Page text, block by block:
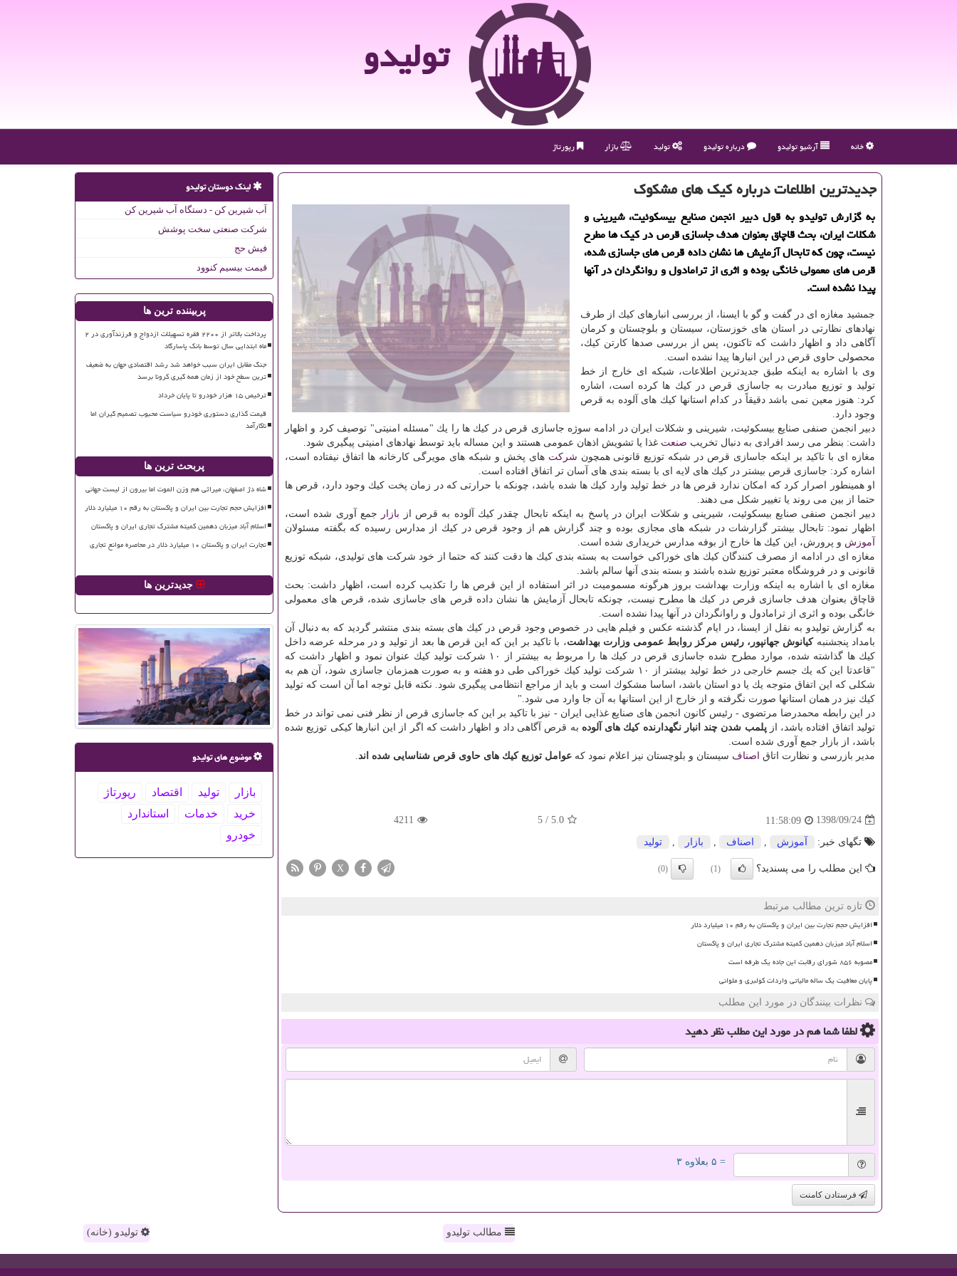
تولیدو
خانه آرشیو تولیدو درباره تولیدو تولید بازار رپورتاژ
جدیدترین اطلاعات درباره كیك های مشكوك
به گزارش تولیدو به قول دبیر انجمن صنایع بیسكوئیت، شیرینی و
شكلات ایران، بحث قاچاق بعنوان هدف جاسازی قرص در كیك ها مطرح
نیست، چون كه تابحال آزمایش ها نشان داده قرص های جاسازی شده،
قرص های معمولی خانگی بوده و اثری از ترامادول و روانگردان در آنها
پیدا نشده است.
جمشید مغازه ای در گفت و گو با ایسنا، از بررسی انبارهای كیك از طرف
نهادهای نظارتی در استان های خوزستان، سیستان و بلوچستان و كرمان
آگاهی داد و اظهار داشت كه تاكنون، پس از بررسی صدها كارتن كیك،
محصولی حاوی قرص در این انبارها پیدا نشده است.
وی با اشاره به اینكه طبق جدیدترین اطلاعات، شبكه ای خارج از خط
تولید و توزیع مبادرت به جاسازی قرص در كیك ها كرده است، اشاره
كرد: هنوز معین نمی باشد دقیقاً در كدام استانها كیك های آلوده به قرص
وجود دارد.
دبیر انجمن صنفی صنایع بیسكوئیت، شیرینی و شكلات ایران در ادامه سوژه جاسازی قرص در كیك ها را یك "مسئله امنیتی" توصیف كرد و اظهار
داشت: بنظر می رسد افرادی به دنبال تخریب صنعت غذا یا تشویش اذهان عمومی هستند و این مساله باید توسط نهادهای امنیتی پیگیری شود.
مغازه ای با تاكید بر اینكه جاسازی قرص در شبكه توزیع قانونی همچون شركت های پخش و شبكه های مویرگی كارخانه ها اتفاق نیفتاده است،
اشاره كرد: جاسازی قرص بیشتر در كیك های لایه ای با بسته بندی های آسان تر اتفاق افتاده است.
او همینطور اصرار كرد كه امكان ندارد قرص ها در خط تولید وارد كیك ها شده باشد، چونكه با حرارتی كه در زمان پخت كیك وجود دارد، قرص ها
حتما از بین می روند یا تغییر شكل می دهند.
دبیر انجمن صنفی صنایع بیسكوئیت، شیرینی و شكلات ایران در پاسخ به اینكه تابحال چقدر كیك آلوده به قرص از بازار
جمع آوری شده است،
اظهار نمود: تابحال بیشتر گزارشات در شبكه های مجازی بوده و چند گزارش هم از وجود قرص در كیك از مدارس رسیده كه بگفته مسئولان
آموزش و پرورش، این كیك ها خارج از بوفه مدارس خریداری شده است.
مغازه ای در ادامه از مصرف كنندگان كیك های خوراكی خواست به بسته بندی كیك ها دقت كنند كه حتما از خود شركت های تولیدی، شبكه توزیع
قانونی و در فروشگاه معتبر توزیع شده باشند و بسته بندی آنها سالم باشد.
مغازه ای با اشاره به اینكه وزارت بهداشت بروز هرگونه مسمومیت در اثر استفاده از این قرص ها را تكذیب كرده است، اظهار داشت: بحث
قاچاق بعنوان هدف جاسازی قرص در كیك ها مطرح نیست، چونكه تابحال آزمایش ها نشان داده قرص های جاسازی شده، قرص های معمولی
خانگی بوده و اثری از ترامادول و راوانگردان در آنها پیدا نشده است.
به گزارش تولیدو به نقل از ایسنا، در ایام گذشته عكس و فیلم هایی در خصوص وجود قرص در كیك های بسته بندی منتشر گردید كه به دنبال آن
بامداد پنجشنبهكیانوش جهانپور، رئیس مركز روابط عمومی وزارت بهداشت، با تاكید بر این كه این قرص ها بعد از تولید و در مرحله عرضه داخل
كیك ها گذاشته شده، موارد مطرح شده جاسازی قرص در كیك ها را مربوط به بیشتر از ۱۰ شركت تولید كیك عنوان نمود و اظهار داشت كه
"قاعدتا این كه یك جسم خارجی در خط تولید بیشتر از ۱۰ شركت تولید كیك خوراكی طی دو هفته و به صورت همزمان جاسازی شود، آن هم به
شكلی كه این اتفاق متوجه یك یا دو استان باشد، اساسا مشكوك است و باید از مراجع انتظامی پیگیری شود. نكته قابل توجه اما آن است كه تولید
كیك نیز در همان استانها صورت نگرفته و از خارج از این استانها به آن جا وارد می شود."
در این رابطه محمدرضا مرتضوی - رئیس كانون انجمن های صنایع غذایی ایران - نیز با تاكید بر این كه جاسازی قرص از نظر فنی نمی تواند در خط
تولید اتفاق افتاده باشد، ازپلمب شدن چند انبار نگهدارنده كیك های آلوده به قرص آگاهی داد و اظهار داشت كه اگر از این انبارها كیكی توزیع شده
باشد، از بازار جمع آوری شده است.
مدیر بازرسی و نظارت اتاق اصناف سیستان و بلوچستان نیز اعلام نمود كه عوامل توزیع كیك های حاوی قرص شناسایی شده اند.
1398/09/24
11:58:09
5.0
/
5
4211
تگهای خبر: آموزش اصناف بازار تولید
این مطلب را می پسندید؟ (1)
(0)
X
تازه ترین مطالب مرتبط
افزایش حجم تجارت بین ایران و پاکستان به رقم ۱۰ میلیارد دلار
اسلام آباد میزبان دهمین کمیته مشترک تجاری ایران و پاکستان
مصوبه ۸۵۶ شورای رقابت این جاده یک طرفه است
پایان معافیت یک ساله مالیاتی واردات کولبری و ملوانی
نظرات بینندگان در مورد این مطلب
لطفا شما همدر مورد این مطلبنظر دهید
= ۵ بعلاوه ۳
فرستادن کامنت
لینک دوستان تولیدو
آب شیرین کن - دستگاه آب شیرین کن
شرکت صنعتی سخت پوشش
فیش حج
قیمت بیسیم کنوود
پربیننده ترین ها
پرداخت بالاتر از ۲۲۰۰ فقره تسهیلات ازدواج و فرزندآوری در ۲
ماه ابتدایی سال توسط بانک پاسارگاد
جنگ مقابل ایران سبب خواهد شد رشد اقتصادی جهان به ضعیف
ترین سطح خود از زمان همه گیری کرونا برسد
ترخیص ۱۵ هزار خودرو تا پایان خرداد
قیمت گذاری دستوری خودرو سیاست محبوب تصمیم گیران اما
ناکارآمد
پربحث ترین ها
شاه دژ اصفهان، میراثی هم وزن الموت اما بیرون از لیست جهانی
افزایش حجم تجارت بین ایران و پاکستان به رقم ۱۰ میلیارد دلار
اسلام آباد میزبان دهمین کمیته مشترک تجاری ایران و پاکستان
تجارت ایران و پاکستان ۱۰ میلیارد دلار در محاصره موانع تجاری
جدیدترین ها
موضوع های تولیدو
بازار تولید اقتصاد
رپورتاژ
خرید
خدمات
استاندارد
خودرو
مطالب تولیدو تولیدو (خانه)